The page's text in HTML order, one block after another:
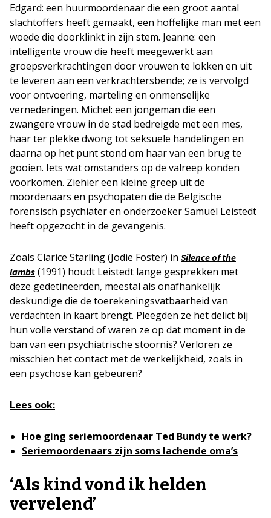
Edgard: een huurmoordenaar die een groot aantal
slachtoffers heeft gemaakt, een hoffelijke man met een
woede die doorklinkt in zijn stem. Jeanne: een
intelligente vrouw die heeft meegewerkt aan
groepsverkrachtingen door vrouwen te lokken en uit
te leveren aan een verkrachtersbende; ze is vervolgd
voor ontvoering, marteling en onmenselijke
vernederingen. Michel: een jongeman die een
zwangere vrouw in de stad bedreigde met een mes,
haar ter plekke dwong tot seksuele handelingen en
daarna op het punt stond om haar van een brug te
gooien. Iets wat omstanders op de valreep konden
voorkomen. Ziehier een kleine greep uit de
moordenaars en psychopaten die de Belgische
forensisch psychiater en onderzoeker Samuël Leistedt
heeft opgezocht in de gevangenis.
Zoals Clarice Starling (Jodie Foster) in Silence of the
lambs (1991) houdt Leistedt lange gesprekken met
deze gedetineerden, meestal als onafhankelijk
deskundige die de toerekeningsvatbaarheid van
verdachten in kaart brengt. Pleegden ze het delict bij
hun volle verstand of waren ze op dat moment in de
ban van een psychiatrische stoornis? Verloren ze
misschien het contact met de werkelijkheid, zoals in
een psychose kan gebeuren?
Lees ook:
Hoe ging seriemoordenaar Ted Bundy te werk?
Seriemoordenaars zijn soms lachende oma’s
‘Als kind vond ik helden
vervelend’